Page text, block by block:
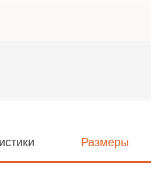
Размеры